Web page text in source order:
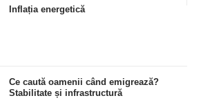
Inflația energetică
Ce caută oamenii când emigrează?
Stabilitate și infrastructură